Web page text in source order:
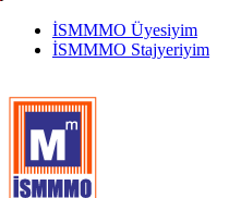
İSMMMO Üyesiyim
İSMMMO Stajyeriyim